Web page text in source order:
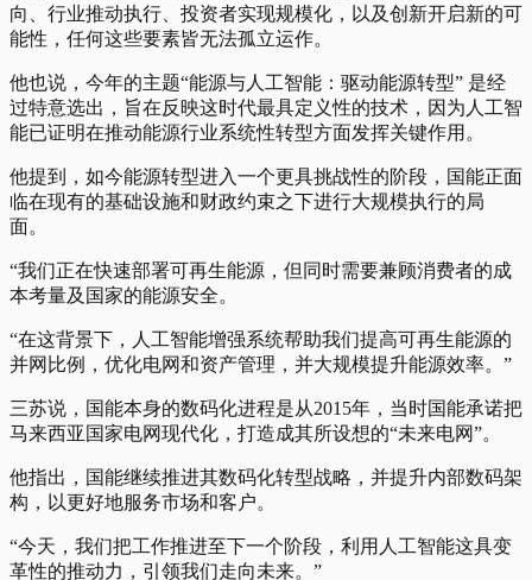
向、行业推动执行、投资者实现规模化，以及创新开启新的可
能性，任何这些要素皆无法孤立运作。
他也说，今年的主题“能源与人工智能：驱动能源转型” 是经
过特意选出，旨在反映这时代最具定义性的技术，因为人工智
能已证明在推动能源行业系统性转型方面发挥关键作用。
他提到，如今能源转型进入一个更具挑战性的阶段，国能正面
临在现有的基础设施和财政约束之下进行大规模执行的局
面。
“我们正在快速部署可再生能源，但同时需要兼顾消费者的成
本考量及国家的能源安全。
“在这背景下，人工智能增强系统帮助我们提高可再生能源的
并网比例，优化电网和资产管理，并大规模提升能源效率。”
三苏说，国能本身的数码化进程是从2015年，当时国能承诺把
马来西亚国家电网现代化，打造成其所设想的“未来电网”。
他指出，国能继续推进其数码化转型战略，并提升内部数码架
构，以更好地服务市场和客户。
“今天，我们把工作推进至下一个阶段，利用人工智能这具变
革性的推动力，引领我们走向未来。”